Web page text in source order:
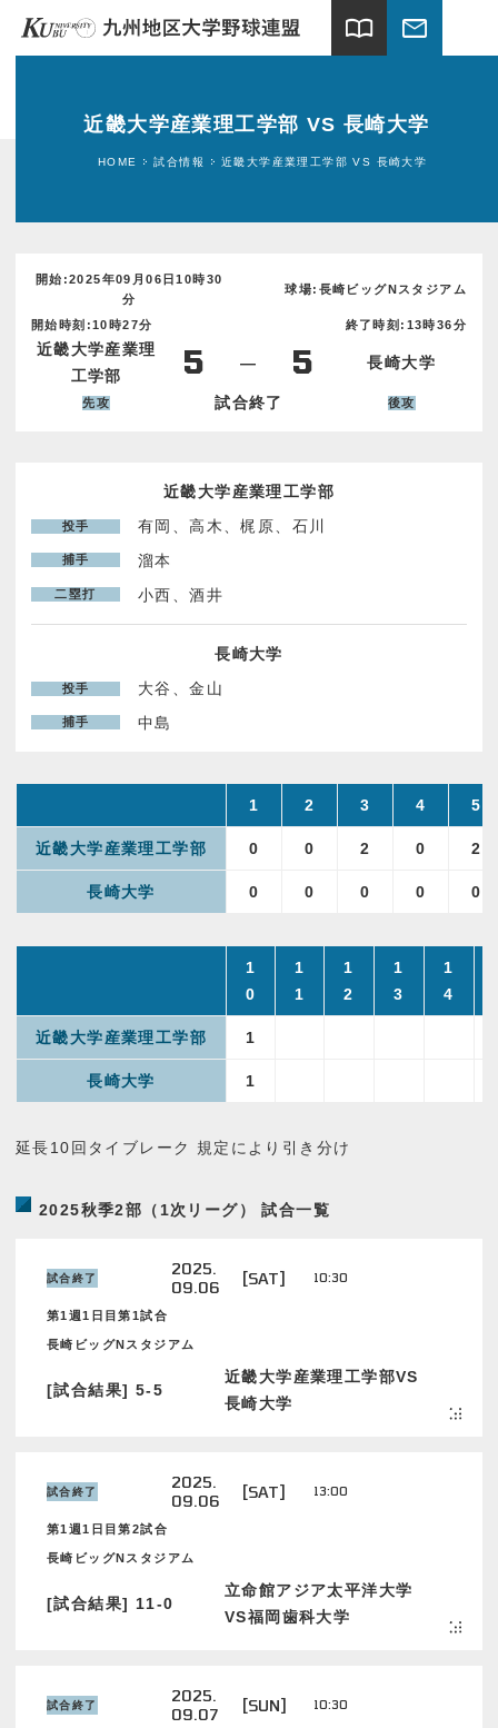
import_contacts mail
球場案内
関連団体
お問い合わせ
近畿大学産業理工学部 VS 長崎大学
HOME 試合情報 近畿大学産業理工学部 VS 長崎大学
開始:2025年09月06日10時30
分
球場:長崎ビッグNスタジアム
開始時刻:10時27分 終了時刻:13時36分
近畿大学産業理
工学部
5 ― 5 長崎大学
先攻 試合終了 後攻
近畿大学産業理工学部
投手 有岡、高木、梶原、石川
捕手 溜本
二塁打 小西、酒井
長崎大学
投手 大谷、金山
捕手 中島
1 2 3 4 5
近畿大学産業理工学部 0 0 2 0 2
長崎大学 0 0 0 0 0
1
0
1
1
1
2
1
3
1
4
近畿大学産業理工学部 1
長崎大学 1
延長10回タイブレーク 規定により引き分け
2025秋季2部（1次リーグ） 試合一覧
試合終了
2025.
09.06
[SAT] 10:30
第1週1日目第1試合
長崎ビッグNスタジアム
[試合結果] 5-5
近畿大学産業理工学部VS
長崎大学
試合終了
2025.
09.06
[SAT] 13:00
第1週1日目第2試合
長崎ビッグNスタジアム
[試合結果] 11-0
立命館アジア太平洋大学
VS福岡歯科大学
試合終了
2025.
09.07
[SUN] 10:30